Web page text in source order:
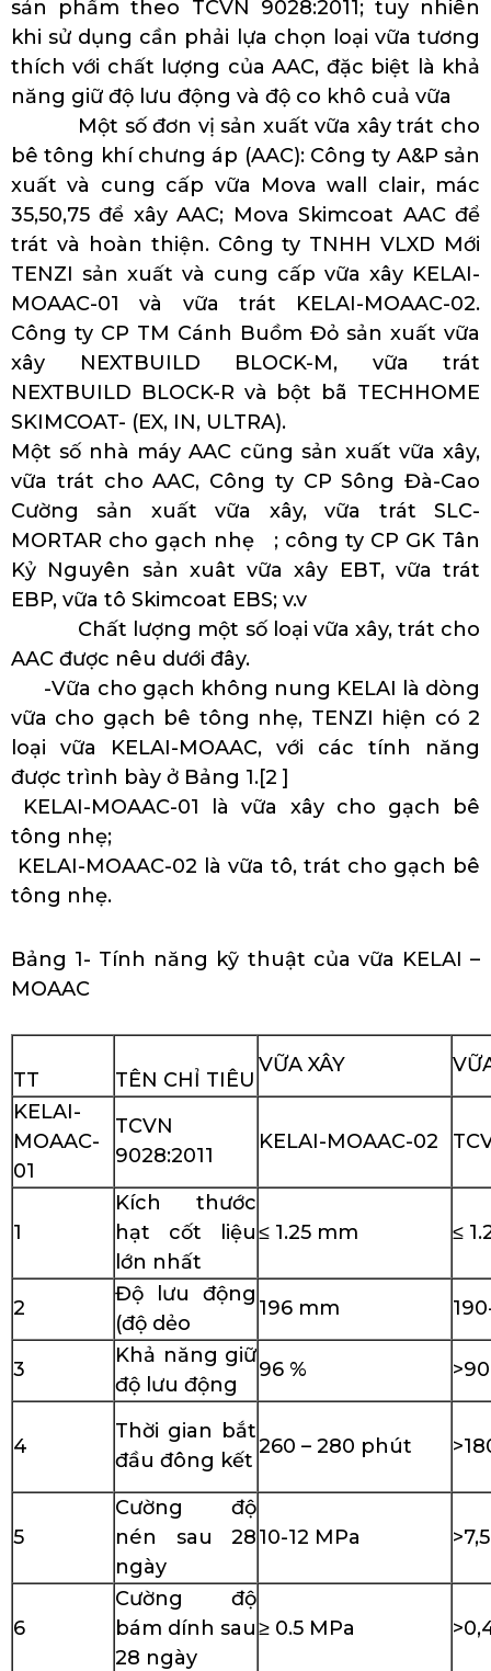
sản phẩm theo TCVN 9028:2011; tuy nhiên
khi sử dụng cần phải lựa chọn loại vữa tương
thích với chất lượng của AAC, đặc biệt là khả
năng giữ độ lưu động và độ co khô cuả vữa
Một số đơn vị sản xuất vữa xây trát cho
bê tông khí chưng áp (AAC): Công ty A&P sản
xuất và cung cấp vữa Mova wall clair, mác
35,50,75 để xây AAC; Mova Skimcoat AAC để
trát và hoàn thiện. Công ty TNHH VLXD Mới
TENZI sản xuất và cung cấp vữa xây KELAI-
MOAAC-01 và vữa trát KELAI-MOAAC-02.
Công ty CP TM Cánh Buồm Đỏ sản xuất vữa
xây NEXTBUILD BLOCK-M, vữa trát
NEXTBUILD BLOCK-R và bột bã TECHHOME
SKIMCOAT- (EX, IN, ULTRA).
Một số nhà máy AAC cũng sản xuất vữa xây,
vữa trát cho AAC, Công ty CP Sông Đà-Cao
Cường sản xuất vữa xây, vữa trát SLC-
MORTAR cho gạch nhẹ ; công ty CP GK Tân
Kỷ Nguyên sản xuât vữa xây EBT, vữa trát
EBP, vữa tô Skimcoat EBS; v.v
Chất lượng một số loại vữa xây, trát cho
AAC được nêu dưới đây.
-Vữa cho gạch không nung KELAI là dòng
vữa cho gạch bê tông nhẹ, TENZI hiện có 2
loại vữa KELAI-MOAAC, với các tính năng
được trình bày ở Bảng 1.[2 ]
KELAI-MOAAC-01 là vữa xây cho gạch bê
tông nhẹ;
KELAI-MOAAC-02 là vữa tô, trát cho gạch bê
tông nhẹ.
Bảng 1- Tính năng kỹ thuật của vữa KELAI –
MOAAC
TT TÊN CHỈ TIÊU
VỮA XÂY
KELAI-
MOAAC-
01
TCVN
9028:2011
KELAI-MOAAC-02
1
Kích thước
hạt cốt liệu
lớn nhất
≤ 1.25 mm ≤
2
Độ lưu động
(độ dẻo
196 mm
3
Khả năng giữ
độ lưu động
96 %
4
Thời gian bắt
đầu đông kết
260 – 280 phút
5
Cường độ
nén sau 28
ngày
10-12 MPa
6
Cường độ
bám dính sau
28 ngày
≥ 0.5 MPa